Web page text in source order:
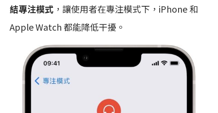
結專注模式 ，讓使用者在專注模式下，iPhone 和
Apple Watch 都能降低干擾。